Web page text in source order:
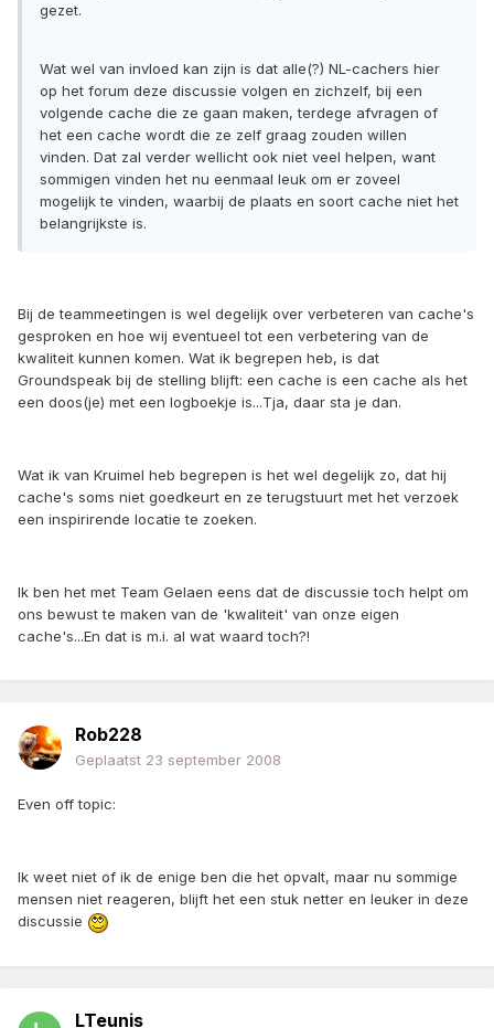
gezet.
Wat wel van invloed kan zijn is dat alle(?) NL-cachers hier
op het forum deze discussie volgen en zichzelf, bij een
volgende cache die ze gaan maken, terdege afvragen of
het een cache wordt die ze zelf graag zouden willen
vinden. Dat zal verder wellicht ook niet veel helpen, want
sommigen vinden het nu eenmaal leuk om er zoveel
mogelijk te vinden, waarbij de plaats en soort cache niet het
belangrijkste is.
Bij de teammeetingen is wel degelijk over verbeteren van cache's
gesproken en hoe wij eventueel tot een verbetering van de
kwaliteit kunnen komen. Wat ik begrepen heb, is dat
Groundspeak bij de stelling blijft: een cache is een cache als het
een doos(je) met een logboekje is...Tja, daar sta je dan.
Wat ik van Kruimel heb begrepen is het wel degelijk zo, dat hij
cache's soms niet goedkeurt en ze terugstuurt met het verzoek
een inspirirende locatie te zoeken.
Ik ben het met Team Gelaen eens dat de discussie toch helpt om
ons bewust te maken van de 'kwaliteit' van onze eigen
cache's...En dat is m.i. al wat waard toch?!
Rob228
Geplaatst 23 september 2008
Even off topic:
Ik weet niet of ik de enige ben die het opvalt, maar nu sommige
mensen niet reageren, blijft het een stuk netter en leuker in deze
discussie
LTeunis